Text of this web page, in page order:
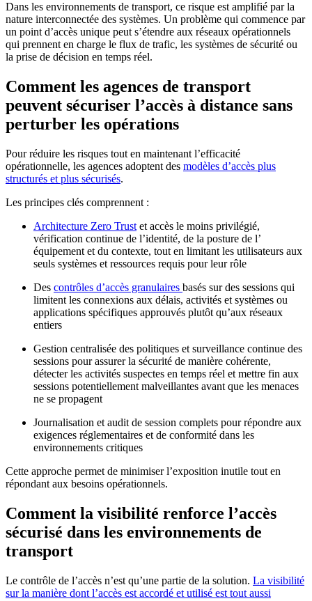
Dans les environnements de transport, ce risque est amplifié par la
nature interconnectée des systèmes. Un problème qui commence par
un point d’accès unique peut s’étendre aux réseaux opérationnels
qui prennent en charge le flux de trafic, les systèmes de sécurité ou
la prise de décision en temps réel.
Comment les agences de transport
peuvent sécuriser l’accès à distance sans
perturber les opérations
Pour réduire les risques tout en maintenant l’efficacité
opérationnelle, les agences adoptent des modèles d’accès plus
structurés et plus sécurisés.
Les principes clés comprennent :
Architecture Zero Trust et accès le moins privilégié,
vérification continue de l’identité, de la posture de l’
équipement et du contexte, tout en limitant les utilisateurs aux
seuls systèmes et ressources requis pour leur rôle
Des contrôles d’accès granulaires basés sur des sessions qui
limitent les connexions aux délais, activités et systèmes ou
applications spécifiques approuvés plutôt qu’aux réseaux
entiers
Gestion centralisée des politiques et surveillance continue des
sessions pour assurer la sécurité de manière cohérente,
détecter les activités suspectes en temps réel et mettre fin aux
sessions potentiellement malveillantes avant que les menaces
ne se propagent
Journalisation et audit de session complets pour répondre aux
exigences réglementaires et de conformité dans les
environnements critiques
Cette approche permet de minimiser l’exposition inutile tout en
répondant aux besoins opérationnels.
Comment la visibilité renforce l’accès
sécurisé dans les environnements de
transport
Le contrôle de l’accès n’est qu’une partie de la solution. La visibilité
sur la manière dont l’accès est accordé et utilisé est tout aussi